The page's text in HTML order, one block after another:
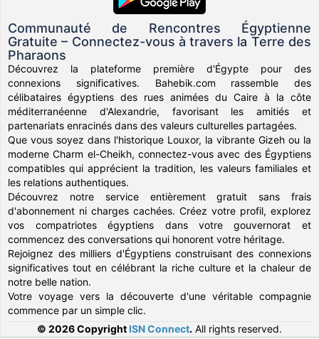
Communauté de Rencontres Égyptienne
Gratuite – Connectez-vous à travers la Terre des
Pharaons
Découvrez la plateforme première d'Égypte pour des
connexions significatives. Bahebik.com rassemble des
célibataires égyptiens des rues animées du Caire à la côte
méditerranéenne d'Alexandrie, favorisant les amitiés et
partenariats enracinés dans des valeurs culturelles partagées.
Que vous soyez dans l'historique Louxor, la vibrante Gizeh ou la
moderne Charm el-Cheikh, connectez-vous avec des Égyptiens
compatibles qui apprécient la tradition, les valeurs familiales et
les relations authentiques.
Découvrez notre service entièrement gratuit sans frais
d'abonnement ni charges cachées. Créez votre profil, explorez
vos compatriotes égyptiens dans votre gouvernorat et
commencez des conversations qui honorent votre héritage.
Rejoignez des milliers d'Égyptiens construisant des connexions
significatives tout en célébrant la riche culture et la chaleur de
notre belle nation.
Votre voyage vers la découverte d'une véritable compagnie
commence par un simple clic.
© 2026 Copyright ISN Connect. All rights reserved.